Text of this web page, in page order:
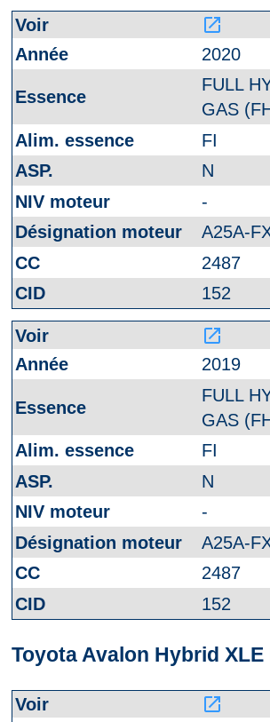
launch
2020
FULL
GAS
FI
N
-
A25A-
2487
152
launch
2019
FULL
GAS
FI
N
-
A25A-
2487
152
Toyota Avalon Hybrid XLE
launch